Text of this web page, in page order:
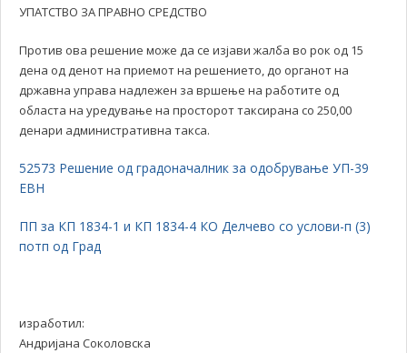
УПАТСТВО ЗА ПРАВНО СРЕДСТВО
Против ова решение може да се изјави жалба во рок од 15
дена од денот на приемот на решението, до органот на
државна управа надлежен за вршење на работите од
областа на уредување на просторот таксирана со 250,00
денари административна такса.
52573 Решение од градоначалник за одобрување УП-39
ЕВН
ПП за КП 1834-1 и КП 1834-4 КО Делчево со услови-п (3)
потп од Град
изработил:
Андријана Соколовска